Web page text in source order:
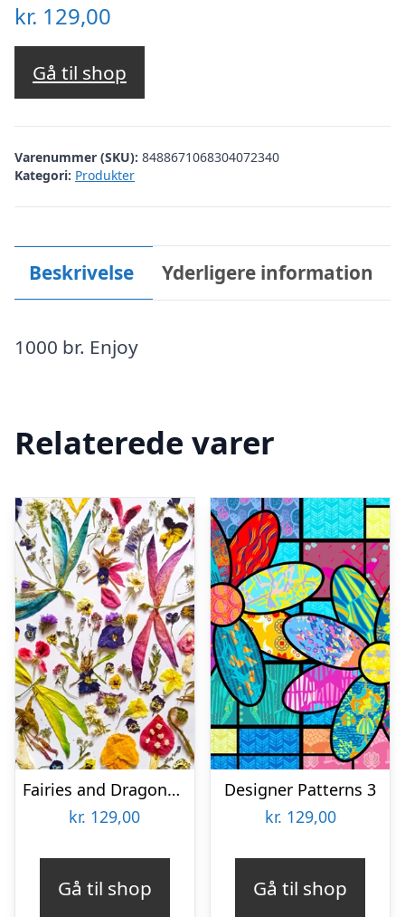
kr. 129,00
Gå til shop
Varenummer (SKU): 8488671068304072340
Kategori: Produkter
Beskrivelse Yderligere information
1000 br. Enjoy
Relaterede varer
Fairies and Dragonflies
kr. 129,00
Gå til shop
Designer Patterns 3
kr. 129,00
Gå til shop